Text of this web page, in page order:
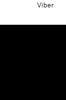
Viber